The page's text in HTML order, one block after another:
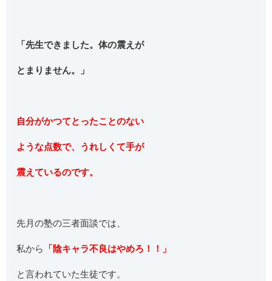
「先生できました。体の震えが
とまりません。」
自分がかつてとったことのない
ような点数で、うれしくて手が
震えているのです。
先月の塾の三者面談では、
私から 「陰キャラ不良はやめろ！！」
と言われていた生徒です。